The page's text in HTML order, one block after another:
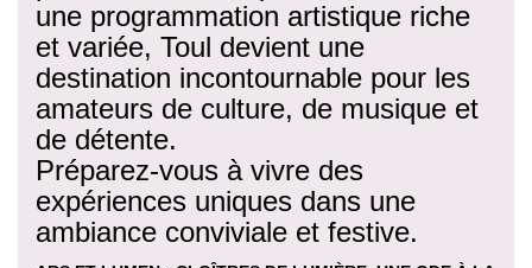
une programmation artistique riche
et variée, Toul devient une
destination incontournable pour les
amateurs de culture, de musique et
de détente.
Préparez-vous à vivre des
expériences uniques dans une
ambiance conviviale et festive.